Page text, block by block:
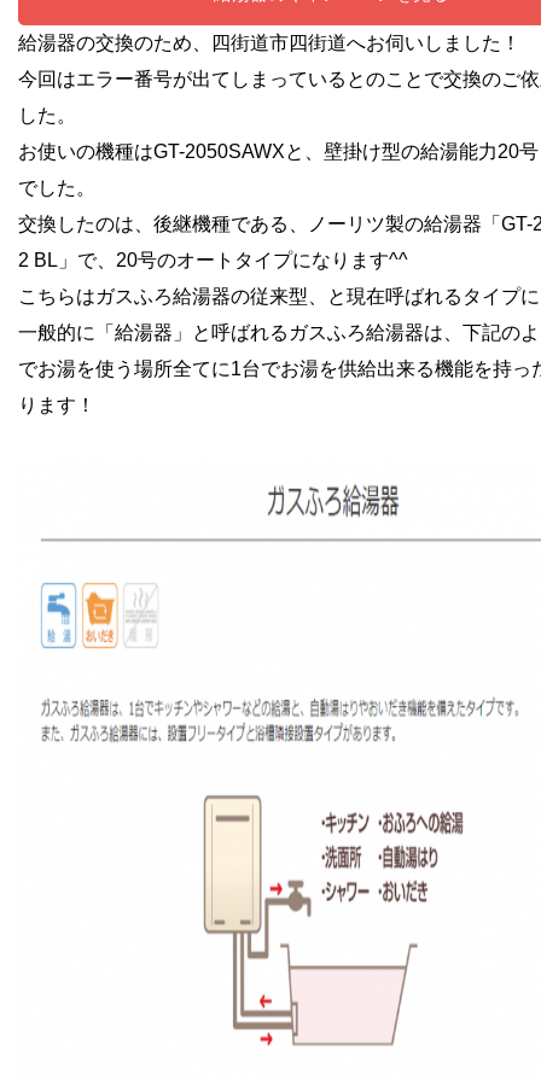
給湯器の交換のため、四街道市四街道へお伺いしました！
今回はエラー番号が出てしまっているとのことで交換のご
した。
お使いの機種はGT-2050SAWXと、壁掛け型の給湯能力20
でした。
交換したのは、後継機種である、ノーリツ製の給湯器「GT-
2 BL」で、20号のオートタイプになります^^
こちらはガスふろ給湯器の従来型、と現在呼ばれるタイプ
一般的に「給湯器」と呼ばれるガスふろ給湯器は、下記の
でお湯を使う場所全てに1台でお湯を供給出来る機能を持っ
ります！